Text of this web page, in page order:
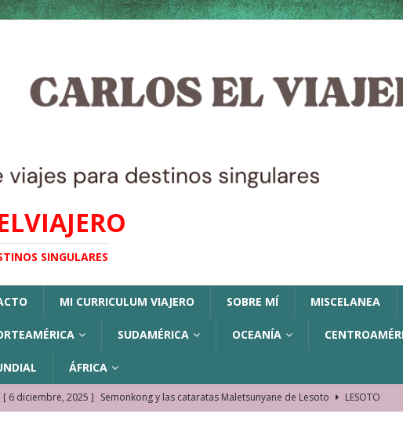
SINGULARES
MI CURRICULUM VIAJERO SOBRE MÍ MISCELANEA
SUDAMÉRICA OCEANÍA
ÁFRICA
[ 6 diciembre, 2025 ] Semonkong y las cataratas Maletsunyane de Lesoto
LESOTO